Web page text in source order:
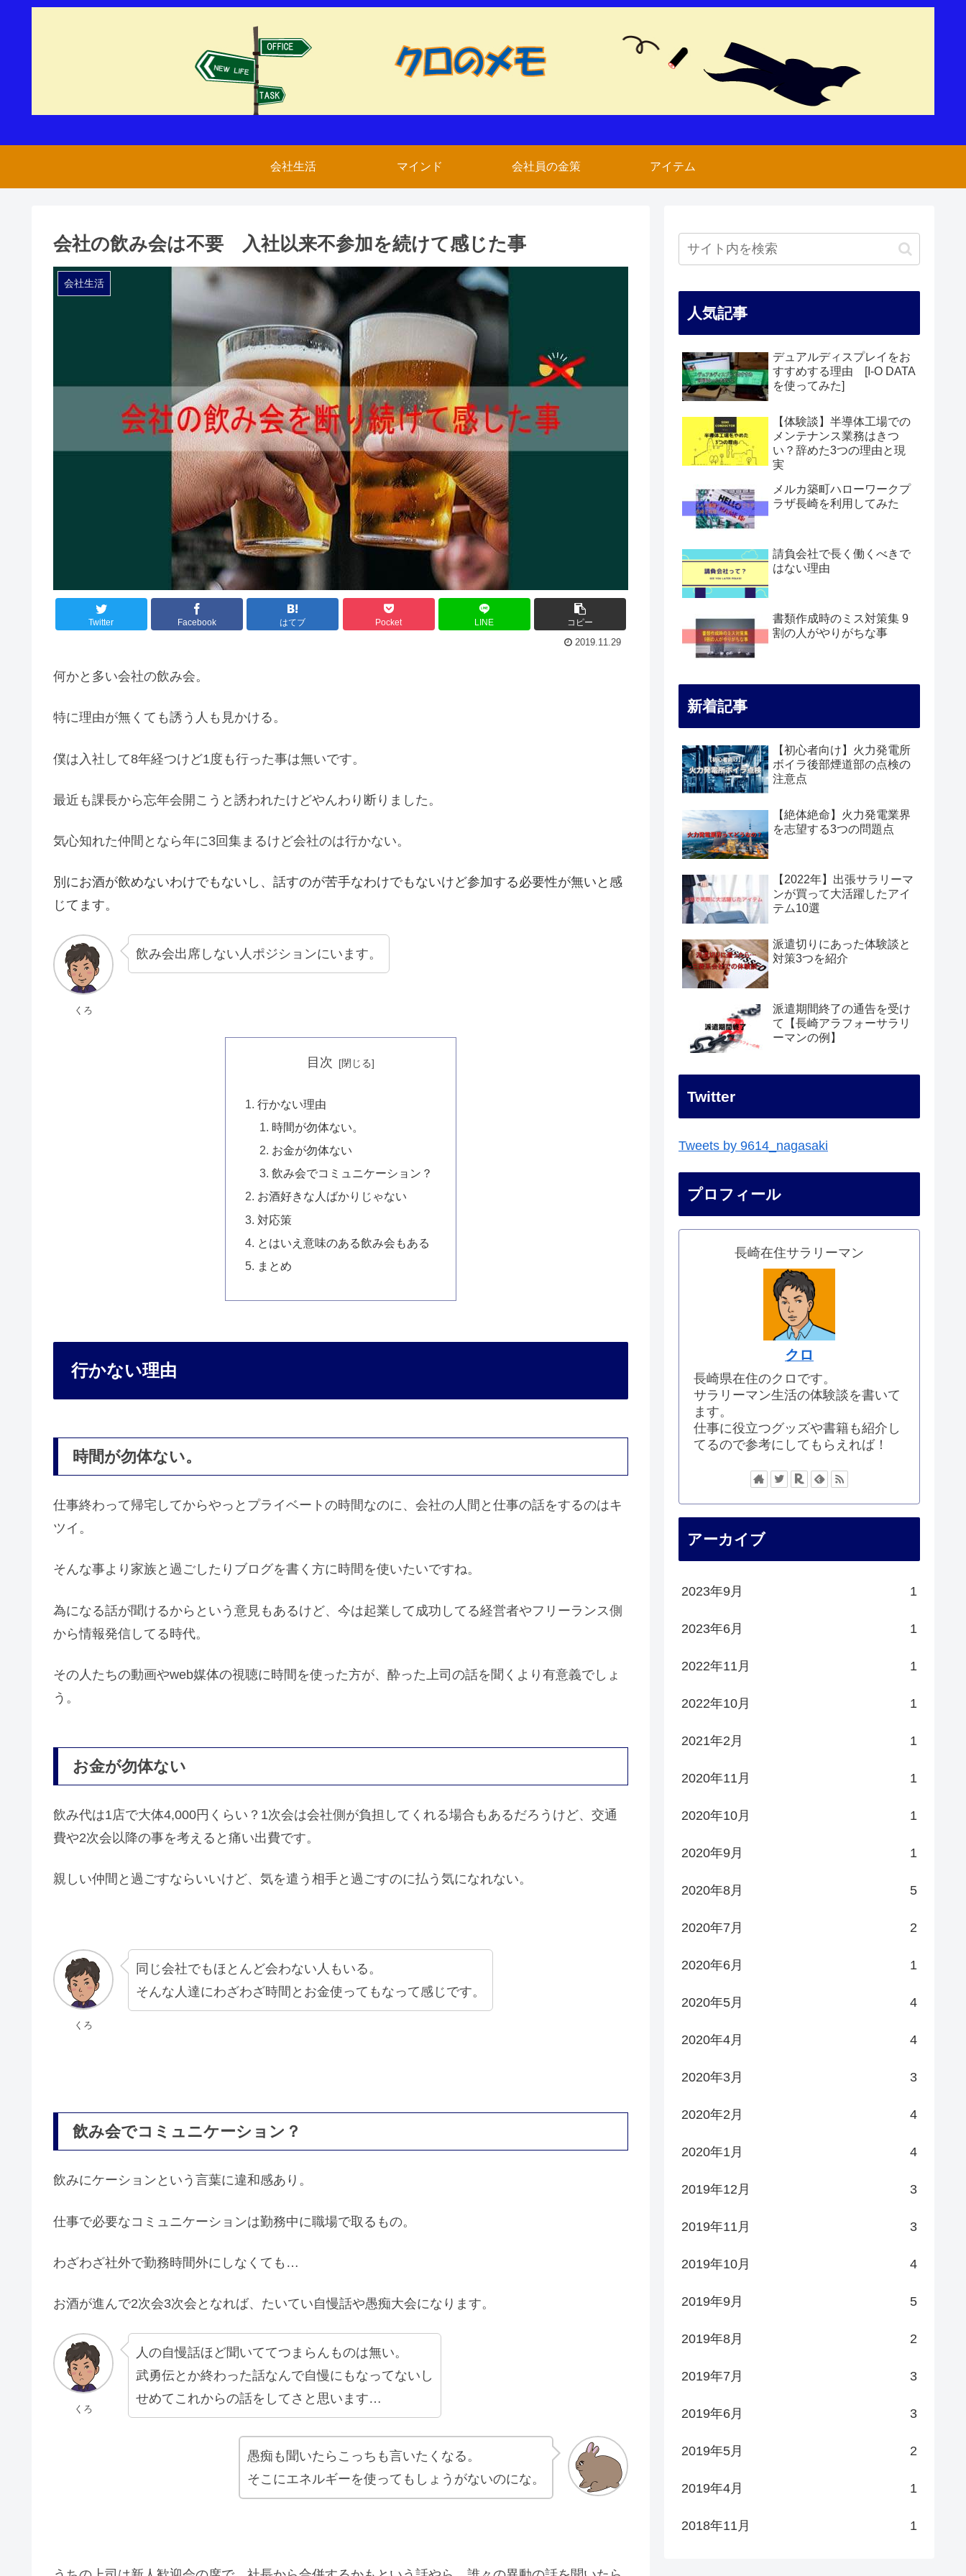
会社生活 マインド 会社員の金策 アイテム
会社の飲み会は不要 入社以来不参加を続けて感じた事
会社生活
Twitter Facebook はてブ Pocket LINE コピー
2019.11.29
何かと多い会社の飲み会。
特に理由が無くても誘う人も見かける。
僕は入社して8年経つけど1度も行った事は無いです。
最近も課長から忘年会開こうと誘われたけどやんわり断りました。
気心知れた仲間となら年に3回集まるけど会社のは行かない。
別にお酒が飲めないわけでもないし、話すのが苦手なわけでもないけど参加する必要性が無いと感
じてます。
くろ
飲み会出席しない人ポジションにいます。
目次
行かない理由
時間が勿体ない。
お金が勿体ない
飲み会でコミュニケーション？
お酒好きな人ばかりじゃない
対応策
とはいえ意味のある飲み会もある
まとめ
行かない理由
時間が勿体ない。
仕事終わって帰宅してからやっとプライベートの時間なのに、会社の人間と仕事の話をするのはキ
ツイ。
そんな事より家族と過ごしたりブログを書く方に時間を使いたいですね。
為になる話が聞けるからという意見もあるけど、今は起業して成功してる経営者やフリーランス側
から情報発信してる時代。
その人たちの動画やweb媒体の視聴に時間を使った方が、酔った上司の話を聞くより有意義でしょ
う。
お金が勿体ない
飲み代は1店で大体4,000円くらい？1次会は会社側が負担してくれる場合もあるだろうけど、交通
費や2次会以降の事を考えると痛い出費です。
親しい仲間と過ごすならいいけど、気を遣う相手と過ごすのに払う気になれない。
くろ
同じ会社でもほとんど会わない人もいる。
そんな人達にわざわざ時間とお金使ってもなって感じです。
飲み会でコミュニケーション？
飲みにケーションという言葉に違和感あり。
仕事で必要なコミュニケーションは勤務中に職場で取るもの。
わざわざ社外で勤務時間外にしなくても…
お酒が進んで2次会3次会となれば、たいてい自慢話や愚痴大会になります。
くろ
人の自慢話ほど聞いててつまらんものは無い。
武勇伝とか終わった話なんで自慢にもなってないし
せめてこれからの話をしてさと思います…
愚痴も聞いたらこっちも言いたくなる。
そこにエネルギーを使ってもしょうがないのにな。
人気記事
デュアルディスプレイをお
すすめする理由 [I-O DATA
を使ってみた]
【体験談】半導体工場での
メンテナンス業務はきつ
い？辞めた3つの理由と現
実
メルカ築町ハローワークプ
ラザ長崎を利用してみた
請負会社で長く働くべきで
はない理由
書類作成時のミス対策集 9
割の人がやりがちな事
新着記事
【初心者向け】火力発電所
ボイラ後部煙道部の点検の
注意点
【絶体絶命】火力発電業界
を志望する3つの問題点
【2022年】出張サラリーマ
ンが買って大活躍したアイ
テム10選
派遣切りにあった体験談と
対策3つを紹介
派遣期間終了の通告を受け
て【長崎アラフォーサラリ
ーマンの例】
Twitter
Tweets by 9614_nagasaki
プロフィール
長崎在住サラリーマン
クロ
長崎県在住のクロです。
サラリーマン生活の体験談を書いて
ます。
仕事に役立つグッズや書籍も紹介し
てるので参考にしてもらえれば！
アーカイブ
2023年9月 1
2023年6月 1
2022年11月 1
2022年10月 1
2021年2月 1
2020年11月 1
2020年10月 1
2020年9月 1
2020年8月 5
2020年7月 2
2020年6月 1
2020年5月 4
2020年4月 4
2020年3月 3
2020年2月 4
2020年1月 4
2019年12月 3
2019年11月 3
2019年10月 4
2019年9月 5
2019年8月 2
2019年7月 3
2019年6月 3
2019年5月 2
2019年4月 1
2018年11月 1